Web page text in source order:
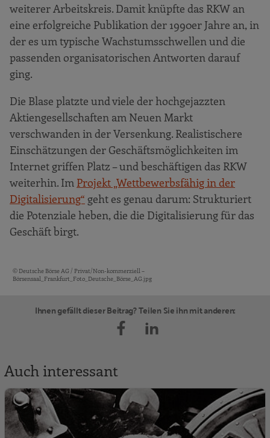
weiterer Arbeitskreis. Damit knüpfte das RKW an
eine erfolgreiche Publikation der 1990er Jahre an, in
der es um typische Wachstumsschwellen und die
passenden organisatorischen Antworten darauf
ging.
Die Blase platzte und viele der hochgejazzten
Aktiengesellschaften am Neuen Markt
verschwanden in der Versenkung. Realistischere
Einschätzungen der Geschäftsmöglichkeiten im
Internet griffen Platz – und beschäftigen das RKW
weiterhin. Im Projekt „Wettbewerbsfähig in der
Digitalisierung“ geht es genau darum: Strukturiert
die Potenziale heben, die die Digitalisierung für das
Geschäft birgt.
Bildquellen und Copyright-Hinweise
© Deutsche Börse AG / Privat/Non-kommerziell –
Börsensaal_Frankfurt_Foto_Deutsche_Börse_AG.jpg
Ihnen gefällt dieser Beitrag? Teilen Sie ihn mit anderen:
Auch interessant